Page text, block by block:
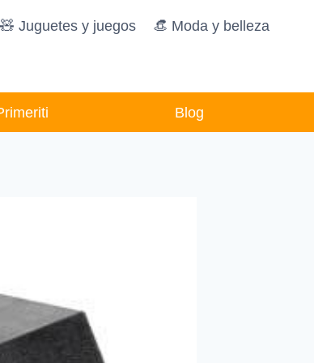
🧸️ Juguetes y juegos 👒 Moda y belleza
Blog